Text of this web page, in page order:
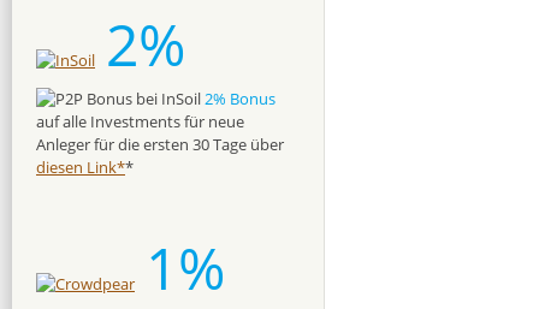
2%
2% Bonus
auf alle Investments für neue
Anleger für die ersten 30 Tage über
diesen Link**
1%